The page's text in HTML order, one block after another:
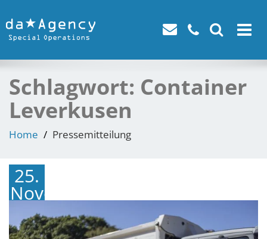
Toggle
Schlagwort: Container
Leverkusen
Home Pressemitteilung
25.
November
2024